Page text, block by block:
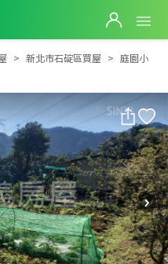
庭園小苑農家
新北市石碇區買屋
庭園小